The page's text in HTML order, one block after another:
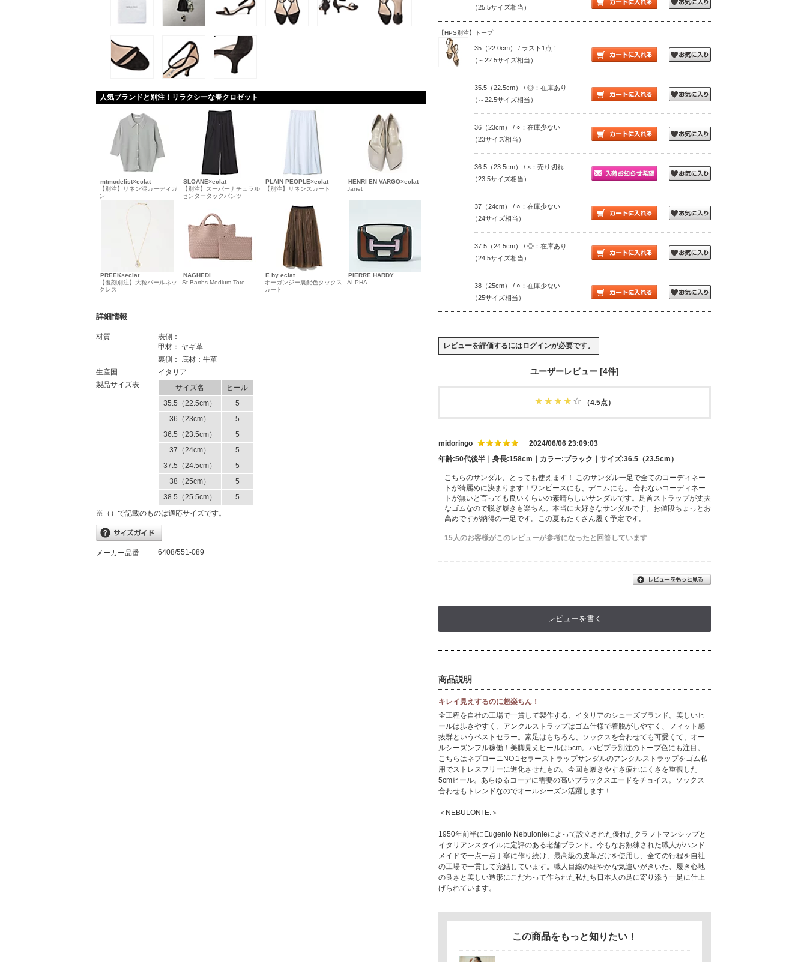
人気ブランドと別注！リラクシーな春クロゼット
mtmodelist×eclat
【別注】リネン混カーディガ
ン
SLOANE×eclat
【別注】スーパーナチュラル
センタータックパンツ
PLAIN PEOPLE×eclat
【別注】リネンスカート
HENRI EN VARGO×eclat
Janet
PREEK×eclat
【復刻別注】大粒パールネッ
クレス
NAGHEDI
St Barths Medium Tote
E by eclat
オーガンジー裏配色タックス
カート
PIERRE HARDY
ALPHA
詳細情報
材質
表側：
甲材： ヤギ革
裏側： 底材：牛革
生産国
イタリア
製品サイズ表
サイズ名
ヒール
35.5（22.5cm）
5
36（23cm）
5
36.5（23.5cm）
5
37（24cm）
5
37.5（24.5cm）
5
38（25cm）
5
38.5（25.5cm）
5
※（）で記載のものは適応サイズです。
メーカー品番 6408/551-089
（25.5サイズ相当）
【HPS別注】トープ
35（22.0cm） / ラスト1点！
（～22.5サイズ相当）
35.5（22.5cm） / ◎：在庫あり
（～22.5サイズ相当）
36（23cm） / ○：在庫少ない
（23サイズ相当）
36.5（23.5cm） / ×：売り切れ
（23.5サイズ相当）
37（24cm） / ○：在庫少ない
（24サイズ相当）
37.5（24.5cm） / ◎：在庫あり
（24.5サイズ相当）
38（25cm） / ○：在庫少ない
（25サイズ相当）
レビューを評価するにはログインが必要です。
ユーザーレビュー [4件]
（4.5点）
midoringo
2024/06/06 23:09:03
年齢:50代後半｜身長:158cm｜カラー:ブラック｜サイズ:36.5（23.5cm）
こちらのサンダル、とっても使えます！ このサンダル一足で全てのコーディネー
トが綺麗めに決まります！ワンピースにも、デニムにも。 合わないコーディネー
トが無いと言っても良いくらいの素晴らしいサンダルです。足首ストラップが丈夫
なゴムなので脱ぎ履きも楽ちん。本当に大好きなサンダルです。お値段ちょっとお
高めですが納得の一足です。この夏もたくさん履く予定です。
15人のお客様がこのレビューが参考になったと回答しています
レビューを書く
商品説明
キレイ見えするのに超楽ちん！
全工程を自社の工場で一貫して製作する、イタリアのシューズブランド。美しいヒ
ールは歩きやすく、アンクルストラップはゴム仕様で着脱がしやすく、フィット感
抜群というベストセラー。素足はもちろん、ソックスを合わせても可愛くて、オー
ルシーズンフル稼働！美脚見えヒールは5cm。ハピプラ別注のトープ色にも注目。
こちらはネブローニNO.1セラーストラップサンダルのアンクルストラップをゴム私
用でストレスフリーに進化させたもの。今回も履きやすさ疲れにくさを重視した
5cmヒール。あらゆるコーデに需要の高いブラックスエードをチョイス。ソックス
合わせもトレンドなのでオールシーズン活躍します！
＜NEBULONI E.＞
1950年前半にEugenio Nebulonieによって設立された優れたクラフトマンシップと
イタリアンスタイルに定評のある老舗ブランド。今もなお熟練された職人がハンド
メイドで一点一点丁寧に作り続け、最高級の皮革だけを使用し、全ての行程を自社
の工場で一貫して完結しています。職人目線の細やかな気遣いがきいた、履き心地
の良さと美しい造形にこだわって作られた私たち日本人の足に寄り添う一足に仕上
げられています。
この商品をもっと知りたい！